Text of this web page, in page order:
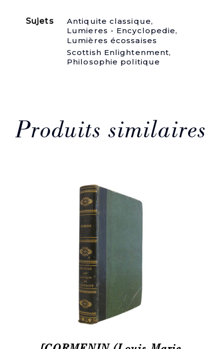
Sujets Antiquite classique,
Lumieres - Encyclopedie,
Lumières écossaises 
Scottish Enlightenment,
Philosophie politique
Produits similaires